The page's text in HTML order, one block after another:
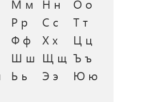
М м Н н
О о
Р р С с
Т т
Ф ф Х х
Ц ц
Ш ш Щ щ Ъ ъ
Ь ь Э э
Ю ю